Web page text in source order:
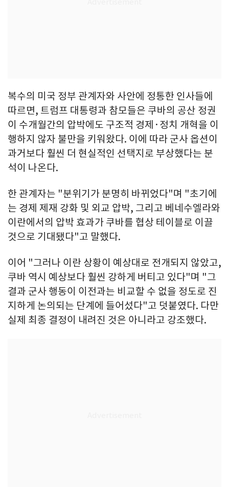
복수의 미국 정부 관계자와 사안에 정통한 인사들에
따르면, 트럼프 대통령과 참모들은 쿠바의 공산 정권
이 수개월간의 압박에도 구조적 경제·정치 개혁을 이
행하지 않자 불만을 키워왔다. 이에 따라 군사 옵션이
과거보다 훨씬 더 현실적인 선택지로 부상했다는 분
석이 나온다.
한 관계자는 "분위기가 분명히 바뀌었다"며 "초기에
는 경제 제재 강화 및 외교 압박, 그리고 베네수엘라와
이란에서의 압박 효과가 쿠바를 협상 테이블로 이끌
것으로 기대됐다"고 말했다.
이어 "그러나 이란 상황이 예상대로 전개되지 않았고,
쿠바 역시 예상보다 훨씬 강하게 버티고 있다"며 "그
결과 군사 행동이 이전과는 비교할 수 없을 정도로 진
지하게 논의되는 단계에 들어섰다"고 덧붙였다. 다만
실제 최종 결정이 내려진 것은 아니라고 강조했다.